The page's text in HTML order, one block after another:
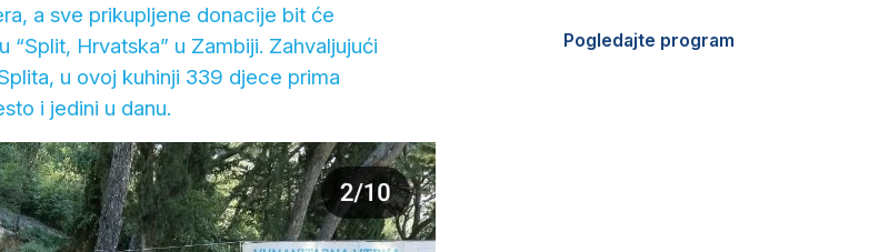
a sve prikupljene donacije bit će
“Split, Hrvatska” u Zambiji. Zahvaljujući
u ovoj kuhinji 339 djece prima
i jedini u danu.
Pogledajte program